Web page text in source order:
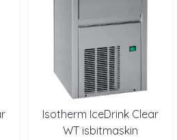
Isotherm IceDrink Clear
WT isbitmaskin